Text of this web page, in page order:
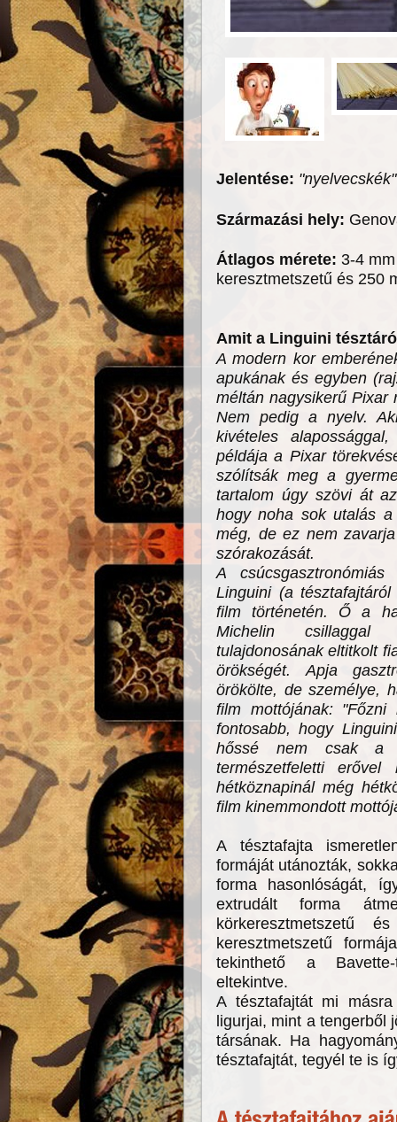
Jelentése: "nyelvecskék"
Származási hely:
Átlagos mérete: 3-4
keresztmetszetű és 250
Amit a Linguini
A modern kor
apukának és egyben
méltán nagysikerű Pixar
Nem pedig a nyelv.
kivételes
példája a Pixar
szólítsák meg a
tartalom úgy szövi át
hogy noha sok utalás
még, de ez nem
szórakozását.
A
Linguini (a
film történetén. Ő a
Michelin csillaggal
tulajdonosának eltitkolt
örökségét. Apja
örökölte, de személye,
film mottójának:
fontosabb, hogy
hőssé nem csak a
természetfeletti
hétköznapinál még
film kinemmondott
A tésztafajta
formáját utánozták,
forma hasonlóságát,
extrudált forma
körkeresztmetszetű
keresztmetszetű
tekinthető a Bavette-
eltekintve.
A tésztafajtát mi
ligurjai, mint a tengerből
társának. Ha
tésztafajtát, tegyél te is